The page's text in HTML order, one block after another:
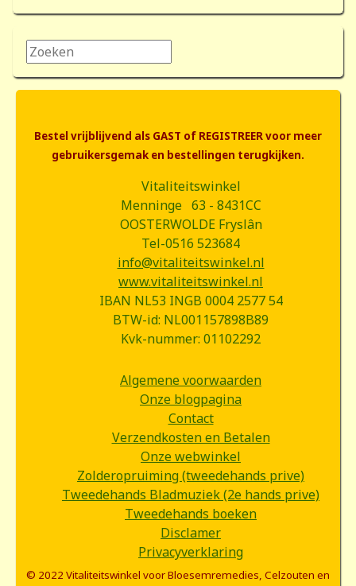
Zoeken...
Bestel vrijblijvend als GAST of REGISTREER voor meer
gebruikersgemak en bestellingen terugkijken.
Vitaliteitswinkel
Menninge 63 - 8431CC
OOSTERWOLDE Fryslân
Tel-0516 523684
info@vitaliteitswinkel.nl
www.vitaliteitswinkel.nl
IBAN NL53 INGB 0004 2577 54
BTW-id: NL001157898B89
Kvk-nummer: 01102292
Algemene voorwaarden
Onze blogpagina
Contact
Verzendkosten en Betalen
Onze webwinkel
Zolderopruiming (tweedehands prive)
Tweedehands Bladmuziek (2e hands prive)
Tweedehands boeken
Disclamer
Privacyverklaring
© 2022 Vitaliteitswinkel voor Bloesemremedies, Celzouten en